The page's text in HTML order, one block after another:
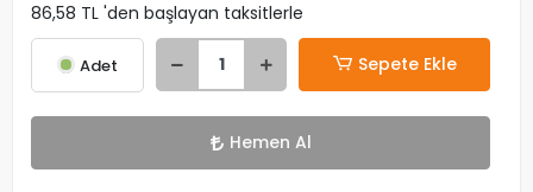
86,58 TL 'den başlayan taksitlerle
Adet Sepete Ekle
Hemen Al